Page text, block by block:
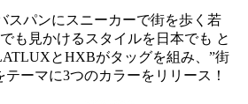
スパンにスニーカーで街を歩く若
も見かけるスタイルを日本でも と
とHXBがタッグを組み、”街
ーマに3つのカラーをリリース！